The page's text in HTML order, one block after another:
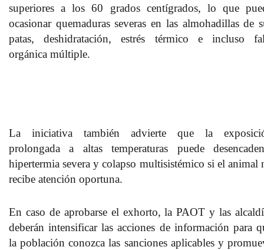
superiores a los 60 grados centígrados, lo que
ocasionar quemaduras severas en las almohadillas de
patas, deshidratación, estrés térmico e incluso
orgánica múltiple.
La iniciativa también advierte que la
prolongada a altas temperaturas puede
hipertermia severa y colapso multisistémico si el animal
recibe atención oportuna.
En caso de aprobarse el exhorto, la PAOT y las
deberán intensificar las acciones de información para
la población conozca las sanciones aplicables y